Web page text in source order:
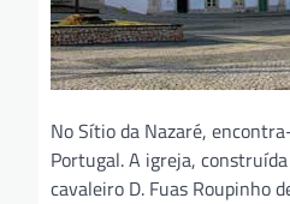
No Sítio da Nazaré,
Portugal. A igreja,
cavaleiro D. Fuas Roupinho